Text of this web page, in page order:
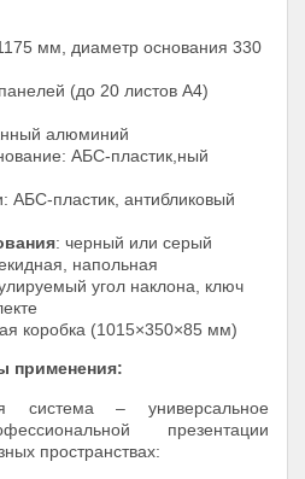
мм, диаметр основания 330
(до 20 листов А4)
алюминий
АБС-пластик,ный
АБС-пластик, антибликовый
: черный или серый
напольная
угол наклона, ключ
коробка (1015×350×85 мм)
применения:
система – универсальное
презентации
пространствах: